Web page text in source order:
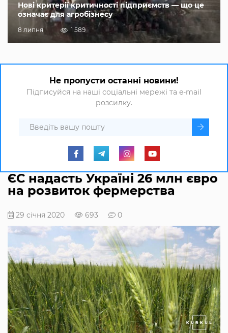
Нові критерії критичності підприємств — що це
означає для агробізнесу
8 липня 1 589
Не пропусти останні новини!
Підписуйся на наші соціальні мережі та e-mail
розсилку.
ЄС надасть Україні 26 млн євро
на розвиток фермерства
29 січня 2020 693 0